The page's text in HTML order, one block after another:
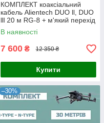
КОМПЛЕКТ коаксіальний
кабель Alientech DUO ll, DUO
lll 20 м RG-8 + м'який перехід
на 50 см ( QMA male — Ntype
female)
В наявності
7 600 ₴ 12 350 ₴
Купити
–30%